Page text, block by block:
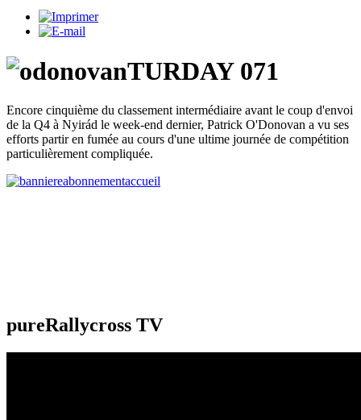
Encore cinquième du classement intermédiaire avant le coup d'envoi
de la Q4 à Nyirád le week-end dernier, Patrick O'Donovan a vu ses
efforts partir en fumée au cours d'une ultime journée de compétition
particulièrement compliquée.
pureRallycross TV